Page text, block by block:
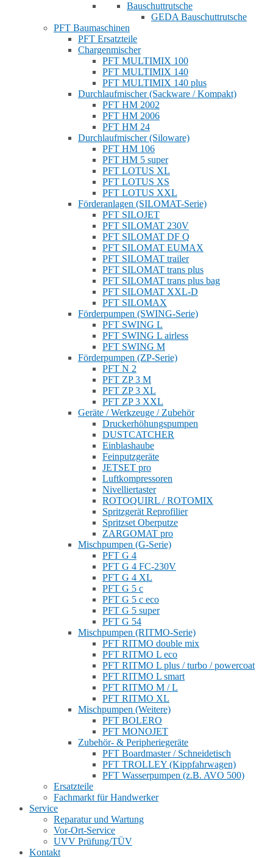
Bauschuttrutsche
GEDA Bauschuttrutsche
PFT Baumaschinen
PFT Ersatzteile
Chargenmischer
PFT MULTIMIX 100
PFT MULTIMIX 140
PFT MULTIMIX 140 plus
Durchlaufmischer (Sackware / Kompakt)
PFT HM 2002
PFT HM 2006
PFT HM 24
Durchlaufmischer (Siloware)
PFT HM 106
PFT HM 5 super
PFT LOTUS XL
PFT LOTUS XS
PFT LOTUS XXL
Förderanlagen (SILOMAT-Serie)
PFT SILOJET
PFT SILOMAT 230V
PFT SILOMAT DF Q
PFT SILOMAT EUMAX
PFT SILOMAT trailer
PFT SILOMAT trans plus
PFT SILOMAT trans plus bag
PFT SILOMAT XXL-D
PFT SILOMAX
Förderpumpen (SWING-Serie)
PFT SWING L
PFT SWING L airless
PFT SWING M
Förderpumpen (ZP-Serie)
PFT N 2
PFT ZP 3 M
PFT ZP 3 XL
PFT ZP 3 XXL
Geräte / Werkzeuge / Zubehör
Druckerhöhungspumpen
DUSTCATCHER
Einblashaube
Feinputzgeräte
JETSET pro
Luftkompressoren
Nivelliertaster
ROTOQUIRL / ROTOMIX
Spritzgerät Reprofilier
Spritzset Oberputze
ZARGOMAT pro
Mischpumpen (G-Serie)
PFT G 4
PFT G 4 FC-230V
PFT G 4 XL
PFT G 5 c
PFT G 5 c eco
PFT G 5 super
PFT G 54
Mischpumpen (RITMO-Serie)
PFT RITMO double mix
PFT RITMO L eco
PFT RITMO L plus / turbo / powercoat
PFT RITMO L smart
PFT RITMO M / L
PFT RITMO XL
Mischpumpen (Weitere)
PFT BOLERO
PFT MONOJET
Zubehör- & Peripheriegeräte
PFT Boardmaster / Schneidetisch
PFT TROLLEY (Kippfahrwagen)
PFT Wasserpumpen (z.B. AVO 500)
Ersatzteile
Fachmarkt für Handwerker
Service
Reparatur und Wartung
Vor-Ort-Service
UVV Prüfung/TÜV
Kontakt